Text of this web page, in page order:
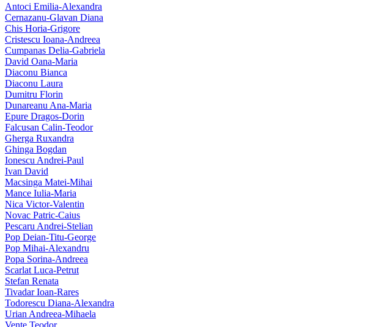
Antoci Emilia-Alexandra
Cernazanu-Glavan Diana
Chis Horia-Grigore
Cristescu Ioana-Andreea
Cumpanas Delia-Gabriela
David Oana-Maria
Diaconu Bianca
Diaconu Laura
Dumitru Florin
Dunareanu Ana-Maria
Epure Dragos-Dorin
Falcusan Calin-Teodor
Gherga Ruxandra
Ghinga Bogdan
Ionescu Andrei-Paul
Ivan David
Macsinga Matei-Mihai
Mance Iulia-Maria
Nica Victor-Valentin
Novac Patric-Caius
Pescaru Andrei-Stelian
Pop Deian-Titu-George
Pop Mihai-Alexandru
Popa Sorina-Andreea
Scarlat Luca-Petrut
Stefan Renata
Tivadar Ioan-Rares
Todorescu Diana-Alexandra
Urian Andreea-Mihaela
Vente Teodor